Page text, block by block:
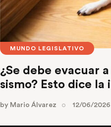
MUNDO LEGISLATIVO
¿Se debe evacuar
sismo? Esto dice la
by Mario Álvarez 12/06/2026